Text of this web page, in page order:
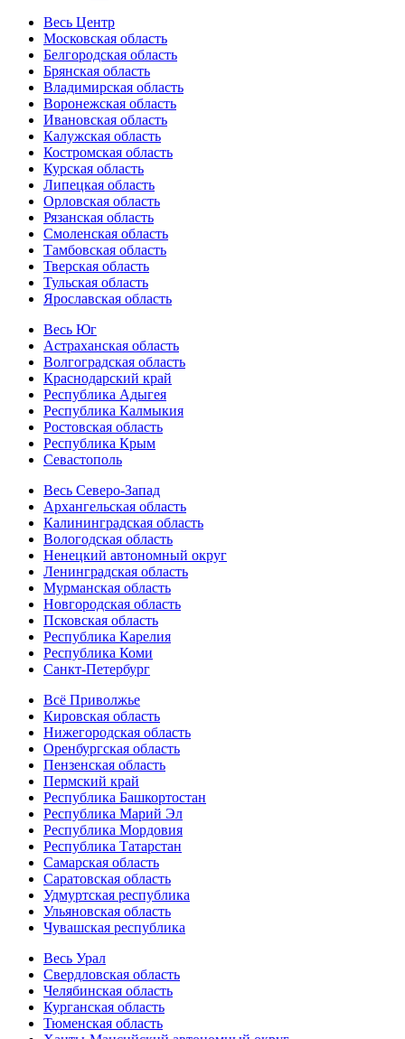
Весь Центр
Московская область
Белгородская область
Брянская область
Владимирская область
Воронежская область
Ивановская область
Калужская область
Костромская область
Курская область
Липецкая область
Орловская область
Рязанская область
Смоленская область
Тамбовская область
Тверская область
Тульская область
Ярославская область
Весь Юг
Астраханская область
Волгоградская область
Краснодарский край
Республика Адыгея
Республика Калмыкия
Ростовская область
Республика Крым
Севастополь
Весь Северо-Запад
Архангельская область
Калининградская область
Вологодская область
Ненецкий автономный округ
Ленинградская область
Мурманская область
Новгородская область
Псковская область
Республика Карелия
Республика Коми
Санкт-Петербург
Всё Приволжье
Кировская область
Нижегородская область
Оренбургская область
Пензенская область
Пермский край
Республика Башкортостан
Республика Марий Эл
Республика Мордовия
Республика Татарстан
Самарская область
Саратовская область
Удмуртская республика
Ульяновская область
Чувашская республика
Весь Урал
Свердловская область
Челябинская область
Курганская область
Тюменская область